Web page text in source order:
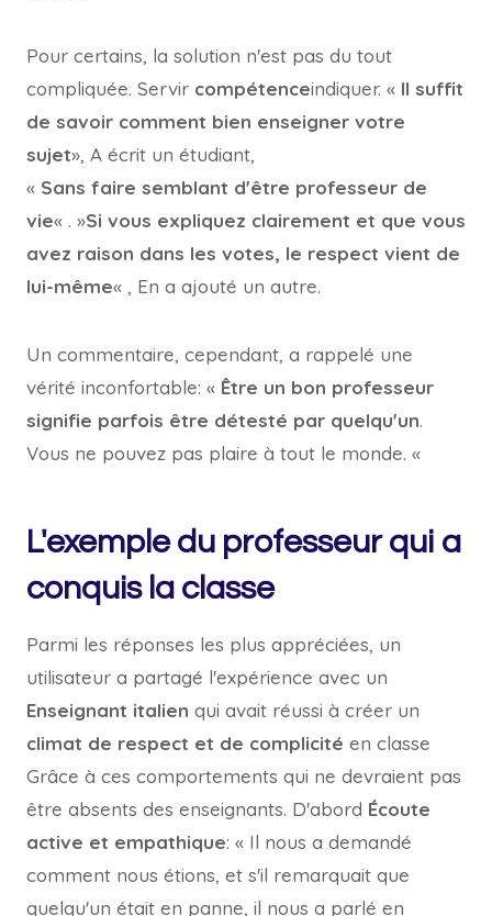
Pour certains, la solution n'est pas du tout
compliquée. Servir compétenceindiquer. « Il suffit
de savoir comment bien enseigner votre
sujet», A écrit un étudiant,
« Sans faire semblant d'être professeur de
vie« . »Si vous expliquez clairement et que vous
avez raison dans les votes, le respect vient de
lui-même« , En a ajouté un autre.
Un commentaire, cependant, a rappelé une
vérité inconfortable: « Être un bon professeur
signifie parfois être détesté par quelqu'un.
Vous ne pouvez pas plaire à tout le monde. «
L'exemple du professeur qui a
conquis la classe
Parmi les réponses les plus appréciées, un
utilisateur a partagé l'expérience avec un
Enseignant italien qui avait réussi à créer un
climat de respect et de complicité en classe
Grâce à ces comportements qui ne devraient pas
être absents des enseignants. D'abord Écoute
active et empathique: « Il nous a demandé
comment nous étions, et s'il remarquait que
quelqu'un était en panne, il nous a parlé en